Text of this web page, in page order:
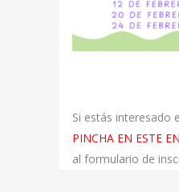
Si estás interesado
PINCHA EN ESTE
al formulario de